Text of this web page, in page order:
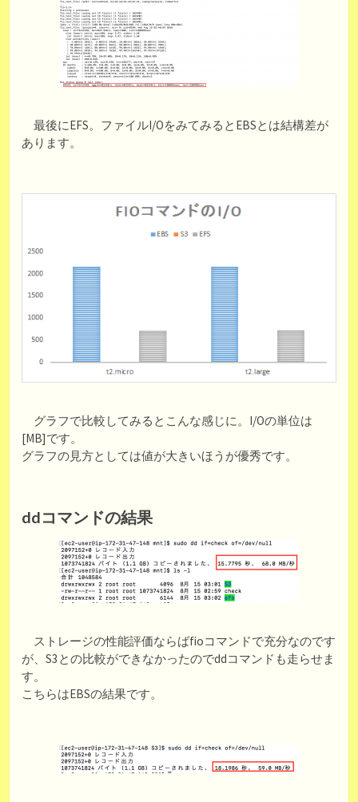
最後にEFS。ファイルI/OをみてみるとEBSとは結構差が
あります。
グラフで比較してみるとこんな感じに。I/Oの単位は
[MB]です。
グラフの見方としては値が大きいほうが優秀です。
ddコマンドの結果
ストレージの性能評価ならばfioコマンドで充分なのです
が、S3との比較ができなかったのでddコマンドも走らせま
す。
こちらはEBSの結果です。